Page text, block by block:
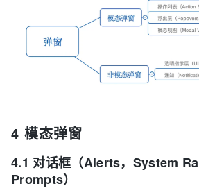
4 模态弹窗
4.1 对话框（Alerts，System
Prompts）